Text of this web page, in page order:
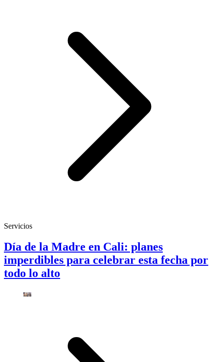
Servicios
Día de la Madre en Cali: planes
imperdibles para celebrar esta fecha por
todo lo alto